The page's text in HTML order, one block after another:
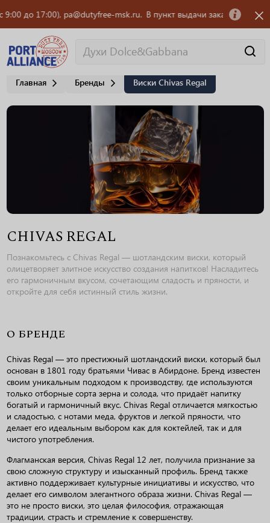
до 17:00), pa@dutyfree-msk.ru. В пункт выдачи заказов OZON
Главная Бренды Виски Chivas Regal
CHIVAS REGAL
Познакомьтесь с Chivas Regal — шотландским виски, который
олицетворяет элитное искусство создания напитков! Насладитесь
его гармоничным вкусом, сочетающим сладость и пряности, и
откройте для себя истинный стиль жизни.
О БРЕНДЕ
Chivas Regal — это престижный шотландский виски, который был
основан в 1801 году братьями Чивас в Абирдоне. Бренд известен
своим уникальным подходом к производству, где используются
только отборные сорта зерна и солода, что придаёт напитку
богатый и гармоничный вкус. Chivas Regal отличается мягкостью
и сладостью, с нотами меда, фруктов и легкой пряности, что
делает его идеальным выбором как для коктейлей, так и для
чистого употребления.
Флагманская версия, Chivas Regal 12 лет, получила признание за
свою сложную структуру и изысканный профиль. Бренд также
активно поддерживает культурные инициативы и искусство, что
делает его символом элегантного образа жизни. Chivas Regal —
это не просто виски, это целая философия, отражающая
традиции, страсть и стремление к совершенству.